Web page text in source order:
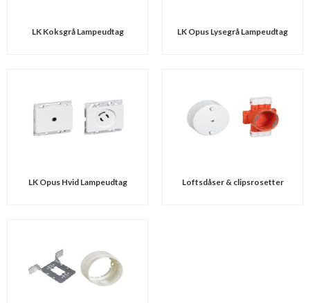
LK Koksgrå Lampeudtag LK Opus Lysegrå Lampeudtag
LK Opus Hvid Lampeudtag Loftsdåser & clipsrosetter